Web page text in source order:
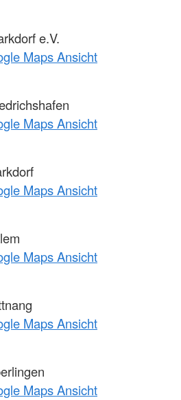
e.V.
Maps Ansicht
Maps Ansicht
Maps Ansicht
Maps Ansicht
Maps Ansicht
Maps Ansicht